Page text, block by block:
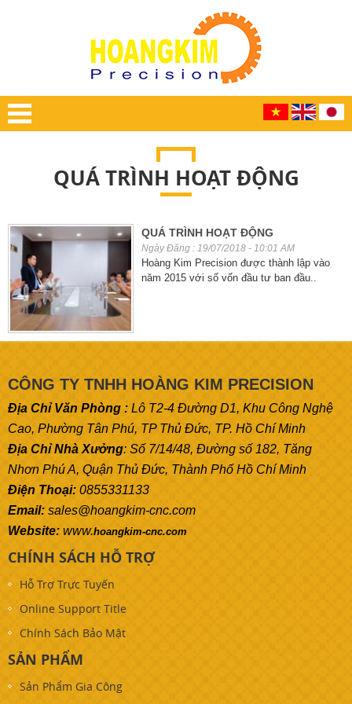
QUÁ TRÌNH HOẠT ĐỘNG
QUÁ TRÌNH HOẠT ĐỘNG
Ngày Đăng : 19/07/2018 - 10:01 AM
Hoàng Kim Precision được thành lập vào
năm 2015 với số vốn đầu tư ban đầu..
CÔNG TY TNHH HOÀNG KIM PRECISION
Địa Chỉ Văn Phòng : Lô T2-4 Đường D1, Khu Công Nghệ
Cao, Phường Tân Phú, TP Thủ Đức, TP. Hồ Chí Minh
Địa Chỉ Nhà Xưởng: Số 7/14/48, Đường số 182, Tăng
Nhơn Phú A, Quận Thủ Đức, Thành Phố Hồ Chí Minh
Điện Thoại: 0855331133
Email: sales@hoangkim-cnc.com
Website: www.hoangkim-cnc.com
CHÍNH SÁCH HỖ TRỢ
Hỗ Trợ Trực Tuyến
Online Support Title
Chính Sách Bảo Mật
SẢN PHẨM
Sản Phẩm Gia Công